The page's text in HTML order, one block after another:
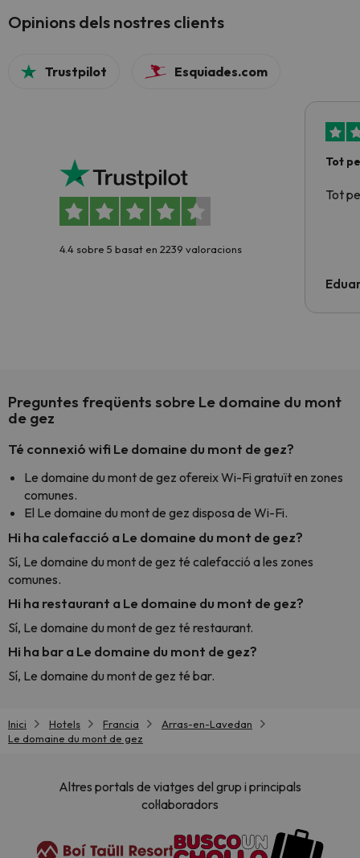
Opinions dels nostres clients
Trustpilot Esquiades.com
4.4 sobre 5 basat en 2239 valoracions
Tot
Tot
Preguntes freqüents sobre Le domaine du mont
de gez
Té connexió wifi Le domaine du mont de gez?
Le domaine du mont de gez ofereix Wi-Fi gratuït en zones
comunes.
El Le domaine du mont de gez disposa de Wi-Fi.
Hi ha calefacció a Le domaine du mont de gez?
Sí, Le domaine du mont de gez té calefacció a les zones
comunes.
Hi ha restaurant a Le domaine du mont de gez?
Sí, Le domaine du mont de gez té restaurant.
Hi ha bar a Le domaine du mont de gez?
Sí, Le domaine du mont de gez té bar.
Inici Hotels Francia
Arras-en-Lavedan
Le domaine du mont de gez
Altres portals de viatges del grup i principals
col·laboradors